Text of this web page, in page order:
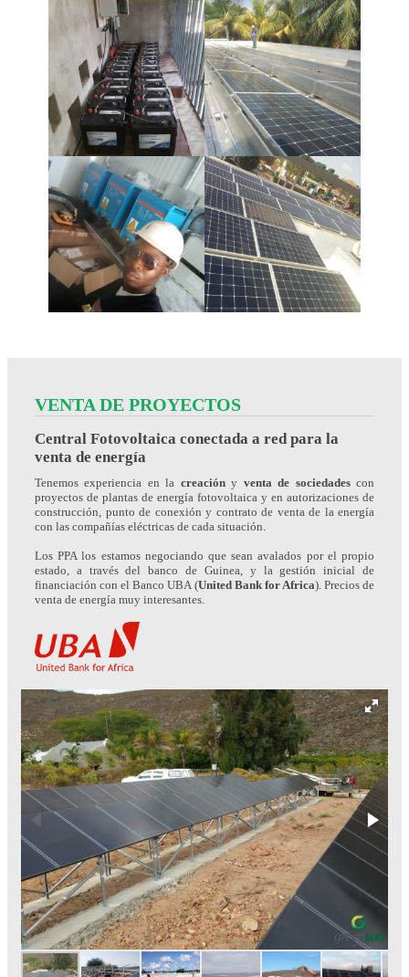
VENTA DE PROYECTOS
Central Fotovoltaica conectada a red para la
venta de energía
Tenemos experiencia en la creacióny venta de sociedadescon
proyectos de plantas de energía fotovoltaica y en autorizaciones de
construcción, punto de conexión y contrato de venta de la energía
con las compañías eléctricas de cada situación.
Los PPA los estamos negociando que sean avalados por el propio
estado, a través del banco de Guinea, y la gestión inicial de
financiación con el Banco UBA (United Bank for Africa). Precios de
venta de energía muy interesantes.